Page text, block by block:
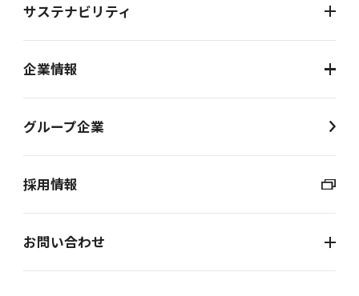
サステナビリティ
企業情報
グループ企業
採用情報
お問い合わせ